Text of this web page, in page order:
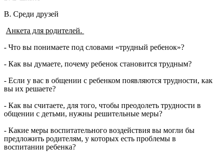
В. Среди друзей
Анкета для родителей.
- Что вы понимаете под словами «трудный ребенок»?
- Как вы думаете, почему ребенок становится трудным?
- Если у вас в общении с ребенком появляются трудности, как
вы их решаете?
- Как вы считаете, для того, чтобы преодолеть трудности в
общении с детьми, нужны решительные меры?
- Какие меры воспитательного воздействия вы могли бы
предложить родителям, у которых есть проблемы в
воспитании ребенка?